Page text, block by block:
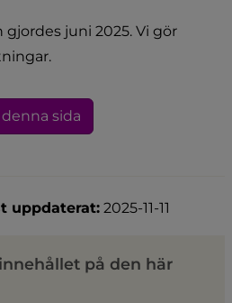
juni 2025. Vi gör
sida
uppdaterat: 2025-11-11
på den här